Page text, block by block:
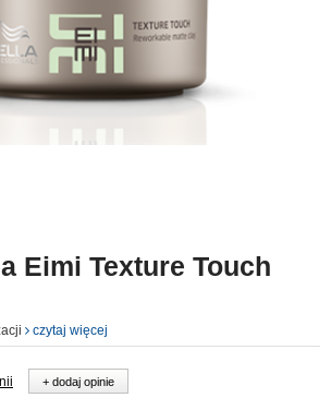
Eimi Texture Touch
czytaj więcej
+ dodaj opinie